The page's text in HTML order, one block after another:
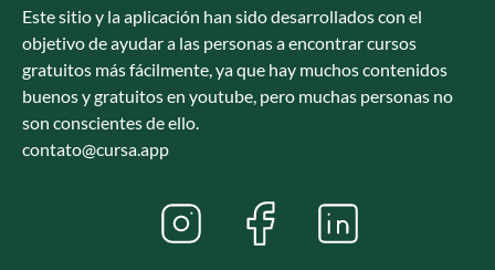
Este sitio y la aplicación han sido desarrollados con el
objetivo de ayudar a las personas a encontrar cursos
gratuitos más fácilmente, ya que hay muchos contenidos
buenos y gratuitos en youtube, pero muchas personas no
son conscientes de ello.
contato@cursa.app